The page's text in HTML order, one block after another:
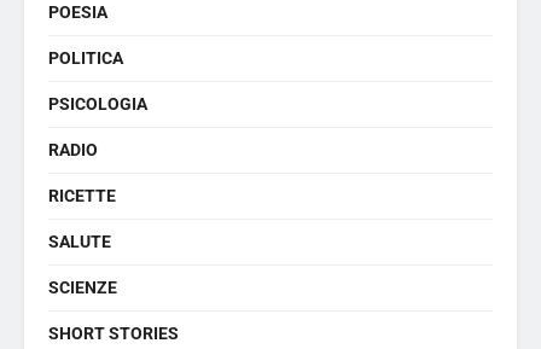
POESIA
POLITICA
PSICOLOGIA
RADIO
RICETTE
SALUTE
SCIENZE
SHORT STORIES